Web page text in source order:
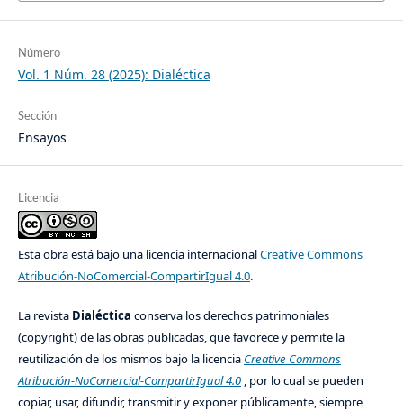
Número
Vol. 1 Núm. 28 (2025): Dialéctica
Sección
Ensayos
Licencia
Esta obra está bajo una licencia internacionalCreative Commons
Atribución-NoComercial-CompartirIgual 4.0.
La revista Dialéctica conserva los derechos patrimoniales
(copyright) de las obras publicadas, que favorece y permite la
reutilización de los mismos bajo la licencia Creative Commons
Atribución-NoComercial-CompartirIgual 4.0, por lo cual se pueden
copiar, usar, difundir, transmitir y exponer públicamente, siempre